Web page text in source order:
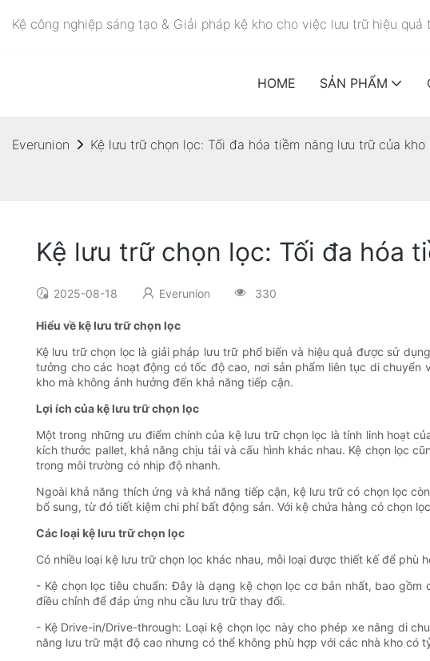
Kệ công nghiệp sáng tạo & Giải pháp kệ kho cho việc lưu trữ hiệu
HOME SẢN PHẨM
Everunion Kệ lưu trữ chọn lọc: Tối đa hóa tiềm năng lưu trữ của kho
Kệ lưu trữ chọn lọc: Tối đa hóa
2025-08-18 Everunion 330
Hiểu về kệ lưu trữ chọn lọc
Kệ lưu trữ chọn lọc là giải pháp lưu trữ phổ biến và hiệu quả được sử
tưởng cho các hoạt động có tốc độ cao, nơi sản phẩm liên tục di
kho mà không ảnh hưởng đến khả năng tiếp cận.
Lợi ích của kệ lưu trữ chọn lọc
Một trong những ưu điểm chính của kệ lưu trữ chọn lọc là tính linh hoạt
kích thước pallet, khả năng chịu tải và cấu hình khác nhau. Kệ chọn lọc
trong môi trường có nhịp độ nhanh.
Ngoài khả năng thích ứng và khả năng tiếp cận, kệ lưu trữ có chọn lọc
bổ sung, từ đó tiết kiệm chi phí bất động sản. Với kệ chứa hàng có chọn
Các loại kệ lưu trữ chọn lọc
Có nhiều loại kệ lưu trữ chọn lọc khác nhau, mỗi loại được thiết kế để
- Kệ chọn lọc tiêu chuẩn: Đây là dạng kệ chọn lọc cơ bản nhất, bao
điều chỉnh để đáp ứng nhu cầu lưu trữ thay đổi.
- Kệ Drive-in/Drive-through: Loại kệ chọn lọc này cho phép xe nâng di
năng lưu trữ mật độ cao nhưng có thể không phù hợp với các nhà kho có